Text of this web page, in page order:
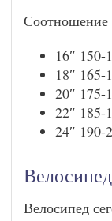
Соотношение
16″ 150-
18″ 165-
20″ 175-
22″ 185-
24″
Велосипед